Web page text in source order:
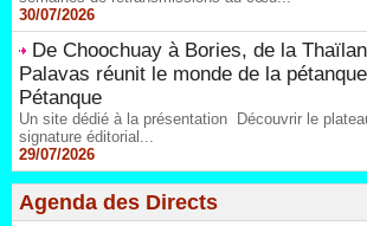
30/07/2026
De Choochuay à Bories, de la
Palavas réunit le monde de la
Pétanque
Un site dédié à la présentation Découvrir le
signature éditorial...
29/07/2026
Agenda des Directs